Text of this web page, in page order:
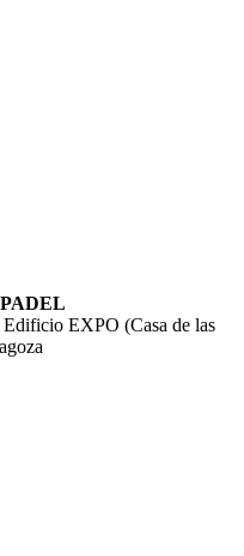
EXPO (Casa de las